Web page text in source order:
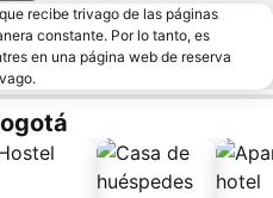
recibe trivago de las páginas
constante. Por lo tanto, es
en una página web de reserva